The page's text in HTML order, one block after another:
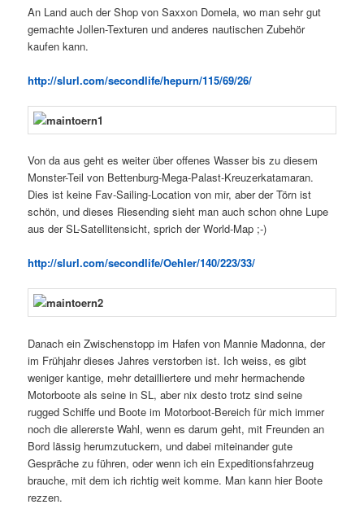
An Land auch der Shop von Saxxon Domela, wo man sehr gut
gemachte Jollen-Texturen und anderes nautischen Zubehör
kaufen kann.
http://slurl.com/secondlife/hepurn/115/69/26/
Von da aus geht es weiter über offenes Wasser bis zu diesem
Monster-Teil von Bettenburg-Mega-Palast-Kreuzerkatamaran.
Dies ist keine Fav-Sailing-Location von mir, aber der Törn ist
schön, und dieses Riesending sieht man auch schon ohne Lupe
aus der SL-Satellitensicht, sprich der World-Map ;-)
http://slurl.com/secondlife/Oehler/140/223/33/
Danach ein Zwischenstopp im Hafen von Mannie Madonna, der
im Frühjahr dieses Jahres verstorben ist. Ich weiss, es gibt
weniger kantige, mehr detailliertere und mehr hermachende
Motorboote als seine in SL, aber nix desto trotz sind seine
rugged Schiffe und Boote im Motorboot-Bereich für mich immer
noch die allererste Wahl, wenn es darum geht, mit Freunden an
Bord lässig herumzutuckern, und dabei miteinander gute
Gespräche zu führen, oder wenn ich ein Expeditionsfahrzeug
brauche, mit dem ich richtig weit komme. Man kann hier Boote
rezzen.